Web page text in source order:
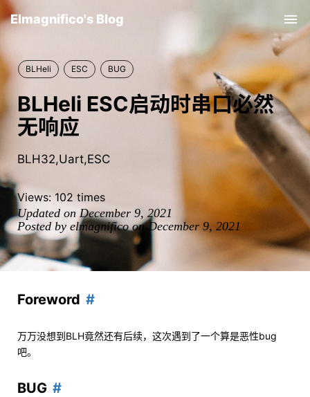
Elmagnifico's Blog
BLHeli ESC BUG
BLHeli ESC启动时串口必然
无响应
BLH32,Uart,ESC
Views: 102 times
Updated on December 9, 2021
Posted by elmagnifico on December 9, 2021
Foreword
万万没想到BLH竟然还有后续，这次遇到了一个算是恶性bug
吧。
BUG